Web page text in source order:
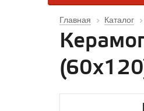
Главная Каталог